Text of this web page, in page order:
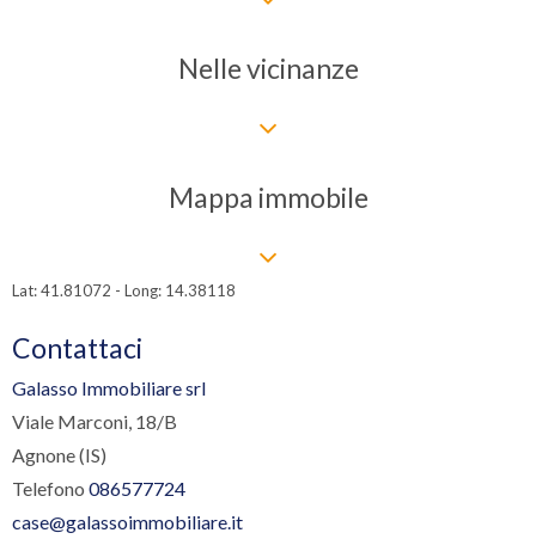
Nelle vicinanze
Mappa immobile
Lat: 41.81072 - Long: 14.38118
Contattaci
Galasso Immobiliare srl
Viale Marconi, 18/B
Agnone (IS)
Telefono 086577724
case@galassoimmobiliare.it